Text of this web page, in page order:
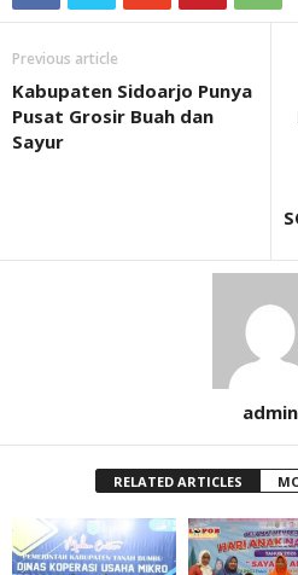
Previous article
Kabupaten Sidoarjo Punya
Pusat Grosir Buah dan
Sayur
admin
RELATED ARTICLES